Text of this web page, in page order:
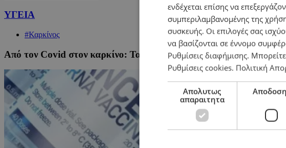
ΥΓΕΙΑ
#Καρκίνος
Από τον Covid στον καρκίνο: Τα εμβόλια mRNA γεννούν ελπίδες
ενδέχεται επίσης να
συμπεριλαμβανομένης της
συσκευής. Οι επιλογές σας
να βασίζονται σε έννομο
Ρυθμίσεις διαφήμισης.
Ρυθμίσεις cookies. Πολιτική
Απολυτως
απαραιτητα